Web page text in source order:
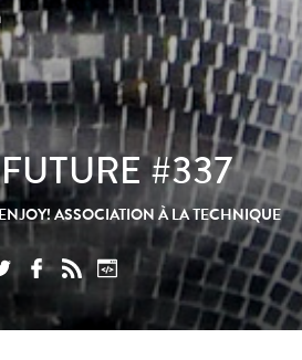
#337
ASSOCIATION À LA TECHNIQUE